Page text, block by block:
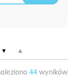
▲
44 wyników